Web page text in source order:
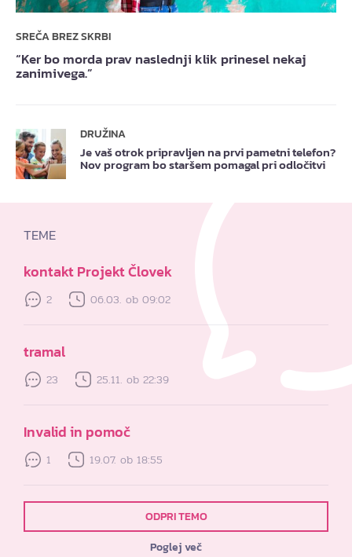
SREČA BREZ SKRBI
“Ker bo morda prav naslednji klik prinesel nekaj
zanimivega.”
DRUŽINA
Je vaš otrok pripravljen na prvi pametni telefon?
Nov program bo staršem pomagal pri odločitvi
TEME
kontakt Projekt Človek
2 06.03. ob 09:02
tramal
23 25.11. ob 22:39
Invalid in pomoč
1 19.07. ob 18:55
ODPRI TEMO
Poglej več